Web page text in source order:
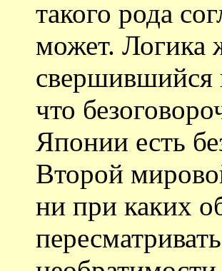
такого рода
может. Логика
свершившийся
что
Японии есть
Второй
ни при каких